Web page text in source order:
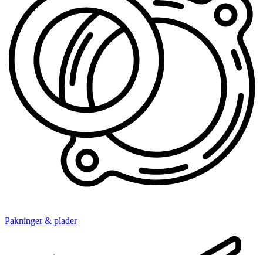
Pakninger & plader